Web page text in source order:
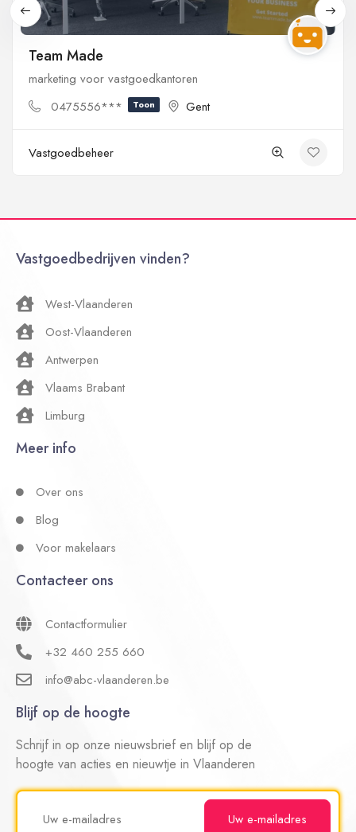
Team Made
marketing voor vastgoedkantoren
0475556***
Toon Gent
Vastgoedbeheer
Vastgoedbedrijven vinden?
West-Vlaanderen
Oost-Vlaanderen
Antwerpen
Vlaams Brabant
Limburg
Meer info
Over ons
Blog
Voor makelaars
Contacteer ons
Contactformulier
+32 460 255 660
info@abc-vlaanderen.be
Blijf op de hoogte
Schrijf in op onze nieuwsbrief en blijf op de
hoogte van acties en nieuwtje in Vlaanderen